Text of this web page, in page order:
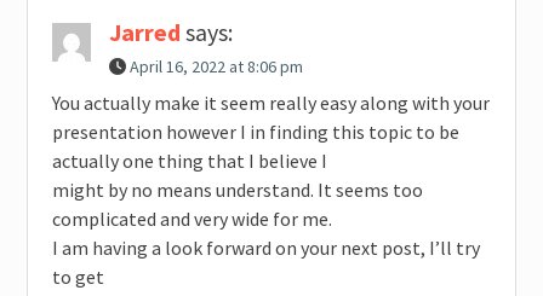
Jarred says:
April 16, 2022 at 8:06 pm
You actually make it seem really easy along with your
presentation however I in finding this topic to be
actually one thing that I believe I
might by no means understand. It seems too
complicated and very wide for me.
I am having a look forward on your next post, I’ll try
to get